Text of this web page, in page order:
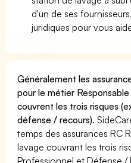
d'un de ses
juridiques pour vous
Généralement les
pour le métier
couvrent les trois risques
défense / recours).
temps des assurances RC
lavage couvrant les trois
Professionnel et Défense /